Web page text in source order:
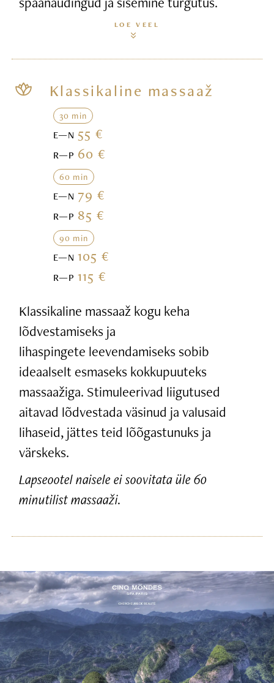
LOE VEEL
Klassikaline massaaž
30 min
E—N 55 €
R—P 60 €
60 min
E—N 79 €
R—P 85 €
90 min
E—N105 €
R—P115 €
Klassikaline massaaž kogu keha
lõdvestamiseks ja
lihaspingete leevendamiseks sobib
ideaalselt esmaseks kokkupuuteks
massaažiga. Stimuleerivad liigutused
aitavad lõdvestada väsinud ja valusaid
lihaseid, jättes teid lõõgastunuks ja
värskeks.
Lapseootel naisele ei soovitata üle 60
minutilist massaaži.